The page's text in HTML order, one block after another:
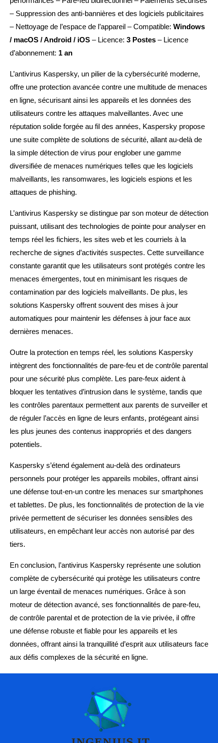
– Suppression des anti-bannières et des logiciels publicitaires
– Nettoyage de l’espace de l’appareil – Compatible: Windows
/ macOS / Android / iOS – Licence: 3 Postes – Licence
d’abonnement: 1 an
L’antivirus Kaspersky, un pilier de la cybersécurité moderne,
offre une protection avancée contre une multitude de menaces
en ligne, sécurisant ainsi les appareils et les données des
utilisateurs contre les attaques malveillantes. Avec une
réputation solide forgée au fil des années, Kaspersky propose
une suite complète de solutions de sécurité, allant au-delà de
la simple détection de virus pour englober une gamme
diversifiée de menaces numériques telles que les logiciels
malveillants, les ransomwares, les logiciels espions et les
attaques de phishing.
L’antivirus Kaspersky se distingue par son moteur de détection
puissant, utilisant des technologies de pointe pour analyser en
temps réel les fichiers, les sites web et les courriels à la
recherche de signes d’activités suspectes. Cette surveillance
constante garantit que les utilisateurs sont protégés contre les
menaces émergentes, tout en minimisant les risques de
contamination par des logiciels malveillants. De plus, les
solutions Kaspersky offrent souvent des mises à jour
automatiques pour maintenir les défenses à jour face aux
dernières menaces.
Outre la protection en temps réel, les solutions Kaspersky
intègrent des fonctionnalités de pare-feu et de contrôle parental
pour une sécurité plus complète. Les pare-feux aident à
bloquer les tentatives d’intrusion dans le système, tandis que
les contrôles parentaux permettent aux parents de surveiller et
de réguler l’accès en ligne de leurs enfants, protégeant ainsi
les plus jeunes des contenus inappropriés et des dangers
potentiels.
Kaspersky s’étend également au-delà des ordinateurs
personnels pour protéger les appareils mobiles, offrant ainsi
une défense tout-en-un contre les menaces sur smartphones
et tablettes. De plus, les fonctionnalités de protection de la vie
privée permettent de sécuriser les données sensibles des
utilisateurs, en empêchant leur accès non autorisé par des
tiers.
En conclusion, l’antivirus Kaspersky représente une solution
complète de cybersécurité qui protège les utilisateurs contre
un large éventail de menaces numériques. Grâce à son
moteur de détection avancé, ses fonctionnalités de pare-feu,
de contrôle parental et de protection de la vie privée, il offre
une défense robuste et fiable pour les appareils et les
données, offrant ainsi la tranquillité d’esprit aux utilisateurs face
aux défis complexes de la sécurité en ligne.